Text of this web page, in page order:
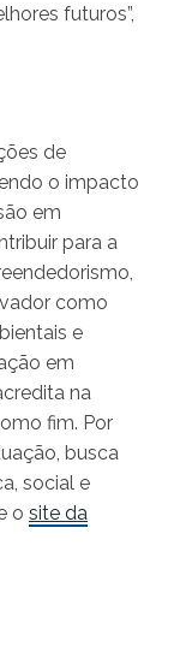
futuros”,
de
o impacto
em
para a
como
e
em
na
fim. Por
busca
social e
o site da